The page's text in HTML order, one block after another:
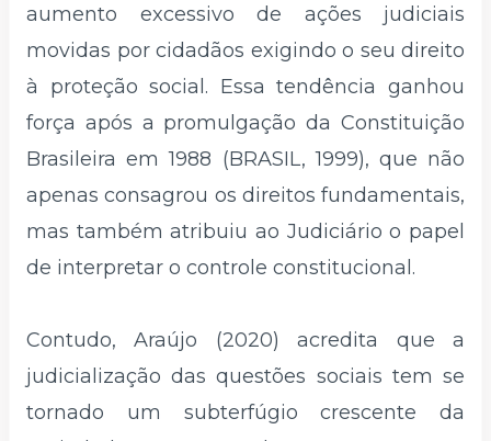
aumento excessivo de ações judiciais
movidas por cidadãos exigindo o seu direito
à proteção social. Essa tendência ganhou
força após a promulgação da Constituição
Brasileira em 1988 (BRASIL, 1999), que não
apenas consagrou os direitos fundamentais,
mas também atribuiu ao Judiciário o papel
de interpretar o controle constitucional.
Contudo, Araújo (2020) acredita que a
judicialização das questões sociais tem se
tornado um subterfúgio crescente da